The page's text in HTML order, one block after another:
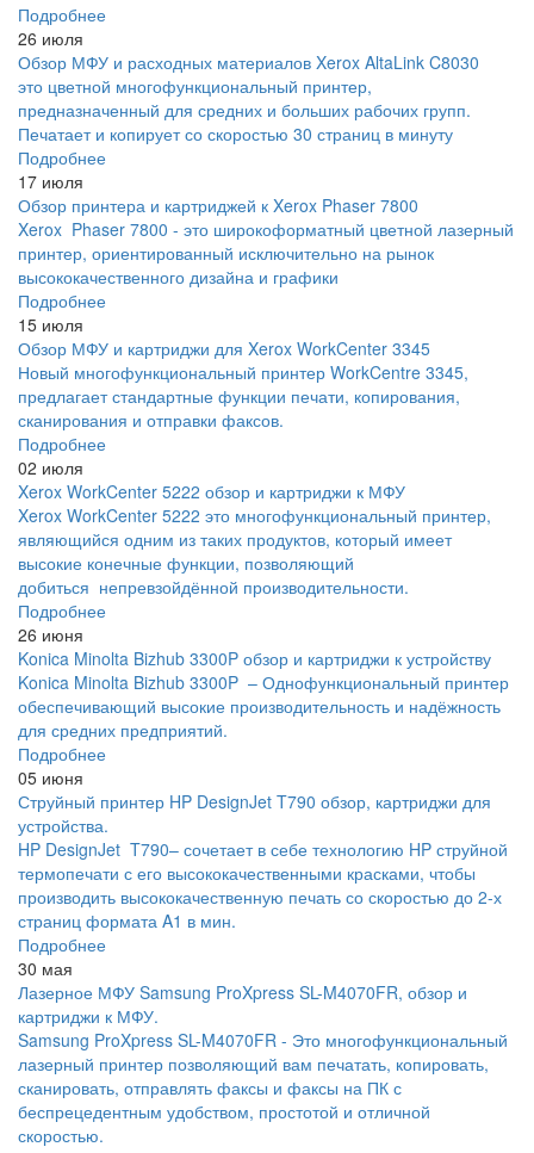
Подробнее
26 июля
Обзор МФУ и расходных материалов Xerox AltaLink C8030
это цветной многофункциональный принтер,
предназначенный для средних и больших рабочих групп.
Печатает и копирует со скоростью 30 страниц в минуту
Подробнее
17 июля
Обзор принтера и картриджей к Xerox Phaser 7800
Xerox Phaser 7800 - это широкоформатный цветной лазерный
принтер, ориентированный исключительно на рынок
высококачественного дизайна и графики
Подробнее
15 июля
Обзор МФУ и картриджи для Xerox WorkCenter 3345
Новый многофункциональный принтер WorkCentre 3345,
предлагает стандартные функции печати, копирования,
сканирования и отправки факсов.
Подробнее
02 июля
Xerox WorkCenter 5222 обзор и картриджи к МФУ
Xerox WorkCenter 5222 это многофункциональный принтер,
являющийся одним из таких продуктов, который имеет
высокие конечные функции, позволяющий
добиться непревзойдённой производительности.
Подробнее
26 июня
Konica Minolta Bizhub 3300P обзор и картриджи к устройству
Konica Minolta Bizhub 3300P – Однофункциональный принтер
обеспечивающий высокие производительность и надёжность
для средних предприятий.
Подробнее
05 июня
Струйный принтер HP DesignJet T790 обзор, картриджи для
устройства.
HP DesignJet T790– сочетает в себе технологию HP струйной
термопечати с его высококачественными красками, чтобы
производить высококачественную печать со скоростью до 2-х
страниц формата A1 в мин.
Подробнее
30 мая
Лазерное МФУ Samsung ProXpress SL-M4070FR, обзор и
картриджи к МФУ.
Samsung ProXpress SL-M4070FR - Это многофункциональный
лазерный принтер позволяющий вам печатать, копировать,
сканировать, отправлять факсы и факсы на ПК с
беспрецедентным удобством, простотой и отличной
скоростью.